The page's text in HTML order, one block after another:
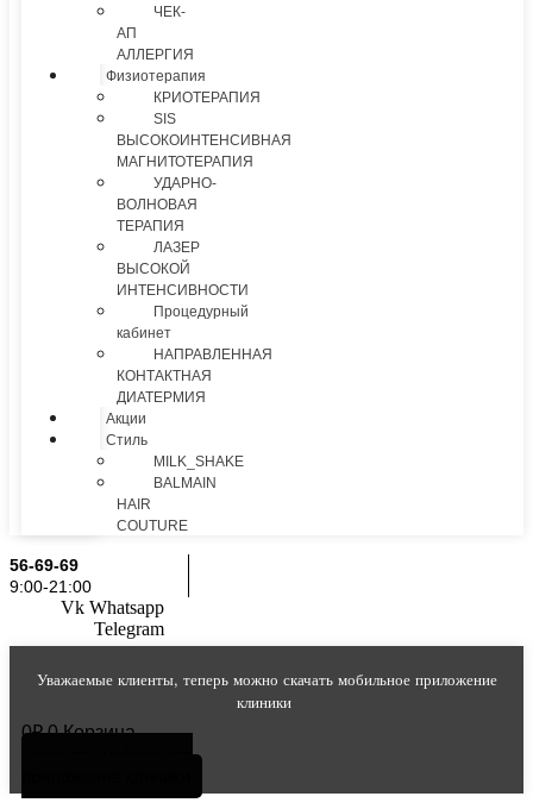
ЧЕК-
АП
АЛЛЕРГИЯ
Физиотерапия
КРИОТЕРАПИЯ
SIS
ВЫСОКОИНТЕНСИВНАЯ
МАГНИТОТЕРАПИЯ
УДАРНО-
ВОЛНОВАЯ
ТЕРАПИЯ
ЛАЗЕР
ВЫСОКОЙ
ИНТЕНСИВНОСТИ
Процедурный
кабинет
НАПРАВЛЕННАЯ
КОНТАКТНАЯ
ДИАТЕРМИЯ
Акции
Стиль
MILK_SHAKE
BALMAIN
HAIR
COUTURE
56-69-69
9:00-21:00
Vk Whatsapp
Telegram
Уважаемые клиенты, теперь можно скачать мобильное приложение
клиники
0₽ 0 Корзина